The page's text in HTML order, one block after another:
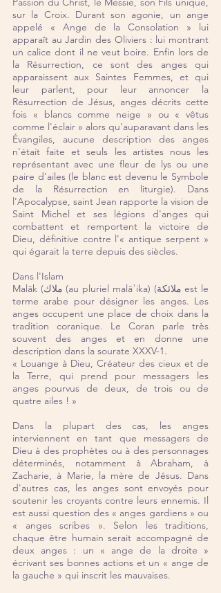
sur la Croix. Durant son agonie, un ange
appelé « Ange de la Consolation » lui
apparaît au Jardin des Oliviers : lui montrant
un calice dont il ne veut boire. Enfin lors de
la Résurrection, ce sont des anges qui
apparaissent aux Saintes Femmes, et qui
leur parlent, pour leur annoncer la
Résurrection de Jésus, anges décrits cette
fois « blancs comme neige » ou « vêtus
comme l'éclair » alors qu'auparavant dans les
Évangiles, aucune description des anges
n'était faite et seuls les artistes nous les
représentant avec une fleur de lys ou une
paire d'ailes (le blanc est devenu le Symbole
de la Résurrection en liturgie). Dans
l'Apocalypse, saint Jean rapporte la vision de
Saint Michel et ses légions d'anges qui
combattent et remportent la victoire de
Dieu, définitive contre l'« antique serpent »
qui égarait la terre depuis des siècles.
Dans l'Islam
Malāk (ملاك (au pluriel malāʾika) (ملائكة est le
terme arabe pour désigner les anges. Les
anges occupent une place de choix dans la
tradition coranique. Le Coran parle très
souvent des anges et en donne une
description dans la sourate XXXV-1.
« Louange à Dieu, Créateur des cieux et de
la Terre, qui prend pour messagers les
anges pourvus de deux, de trois ou de
quatre ailes ! »
Dans la plupart des cas, les anges
interviennent en tant que messagers de
Dieu à des prophètes ou à des personnages
déterminés, notamment à Abraham, à
Zacharie, à Marie, la mère de Jésus. Dans
d'autres cas, les anges sont envoyés pour
soutenir les croyants contre leurs ennemis. Il
est aussi question des « anges gardiens » ou
« anges scribes ». Selon les traditions,
chaque être humain serait accompagné de
deux anges : un « ange de la droite »
écrivant ses bonnes actions et un « ange de
la gauche » qui inscrit les mauvaises.